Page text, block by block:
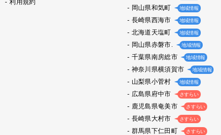
利用規約
岡山県和気町 地域情報
長崎県西海市 地域情報
北海道天塩町 地域情報
岡山県赤磐市. 地域情報
千葉県南房総市 地域情報
神奈川県横須賀市 地域情報
山梨県小菅村 地域情報
広島県府中市 さすらい
鹿児島県奄美市 さすらい
長崎県大村市 さすらい
群馬県下仁田町 さすらい